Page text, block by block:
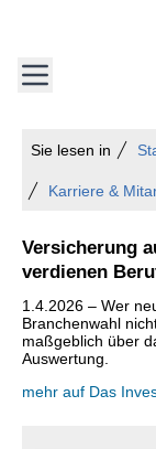
Sie lesen in
Karriere &
Versicherung
verdienen
1.4.2026 – Wer
Branchenwahl
maßgeblich über
Auswertung.
mehr auf Das